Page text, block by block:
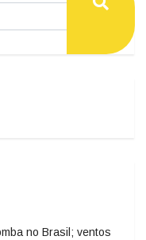
no Brasil; ventos